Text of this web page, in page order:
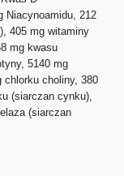
Niacynoamidu, 212
405 mg witaminy
mg kwasu
5140 mg
chlorku choliny, 380
(siarczan cynku),
(siarczan